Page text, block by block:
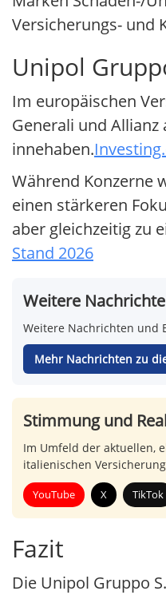
Versicherungs- und
Unipol
Im europäischen
Generali und
innehaben.
Während Konzerne
einen stärkeren
aber gleichzeitig zu
Stand 2026
Weitere
Weitere Nachrichten und
Mehr Nachrichten zu
Stimmung und
Im Umfeld der aktuellen,
italienischen
YouTube X TikTok
Fazit
Die Unipol Gruppo